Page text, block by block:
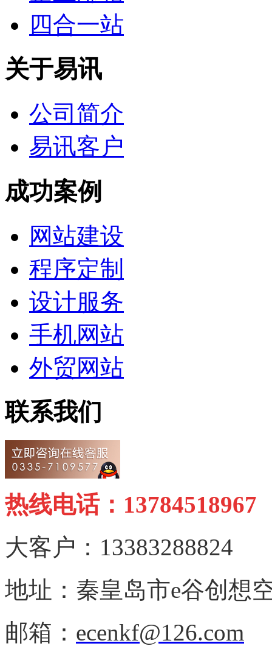
四合一站
关于易讯
公司简介
易讯客户
成功案例
网站建设
程序定制
设计服务
手机网站
外贸网站
联系我们
热线电话：13784518967
大客户：13383288824
地址：秦皇岛市e谷创想
邮箱： ecenkf@126.com